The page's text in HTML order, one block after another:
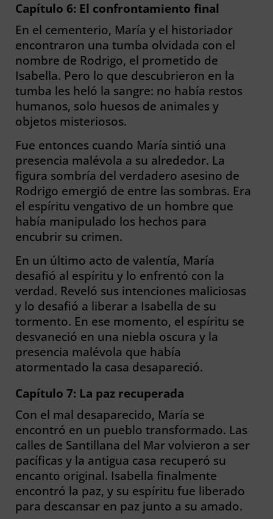
Capítulo 6: El confrontamiento final
En el cementerio, María y el historiador
encontraron una tumba olvidada con el
nombre de Rodrigo, el prometido de
Isabella. Pero lo que descubrieron en la
tumba les heló la sangre: no había restos
humanos, solo huesos de animales y
objetos misteriosos.
Fue entonces cuando María sintió una
presencia malévola a su alrededor. La
figura sombría del verdadero asesino de
Rodrigo emergió de entre las sombras. Era
el espíritu vengativo de un hombre que
había manipulado los hechos para
encubrir su crimen.
En un último acto de valentía, María
desafió al espíritu y lo enfrentó con la
verdad. Reveló sus intenciones maliciosas
y lo desafió a liberar a Isabella de su
tormento. En ese momento, el espíritu se
desvaneció en una niebla oscura y la
presencia malévola que había
atormentado la casa desapareció.
Capítulo 7: La paz recuperada
Con el mal desaparecido, María se
encontró en un pueblo transformado. Las
calles de Santillana del Mar volvieron a ser
pacíficas y la antigua casa recuperó su
encanto original. Isabella finalmente
encontró la paz, y su espíritu fue liberado
para descansar en paz junto a su amado.